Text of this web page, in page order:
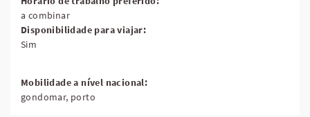
a combinar
Disponibilidade para viajar:
Sim
Mobilidade a nível nacional:
gondomar, porto